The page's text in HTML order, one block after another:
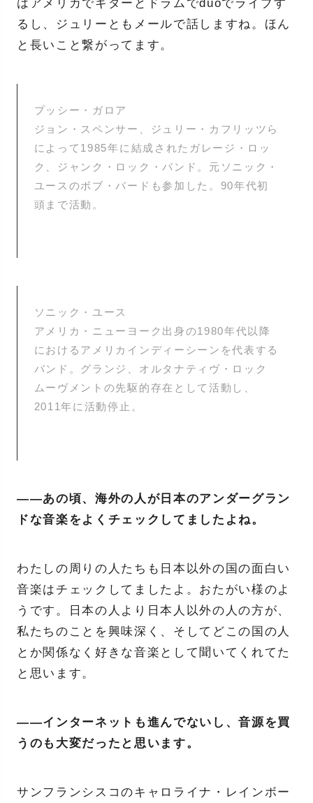
はアメリカでギターとドラムでduoでライブす
るし、ジュリーともメールで話しますね。ほん
と長いこと繋がってます。
プッシー・ガロア
ジョン・スペンサー、ジュリー・カフリッツら
によって1985年に結成されたガレージ・ロッ
ク、ジャンク・ロック・バンド。元ソニック・
ユースのボブ・バードも参加した。90年代初
頭まで活動。
ソニック・ユース
アメリカ・ニューヨーク出身の1980年代以降
におけるアメリカインディーシーンを代表する
バンド。グランジ、オルタナティヴ・ロック
ムーヴメントの先駆的存在として活動し、
2011年に活動停止。
——あの頃、海外の人が日本のアンダーグラン
ドな音楽をよくチェックしてましたよね。
わたしの周りの人たちも日本以外の国の面白い
音楽はチェックしてましたよ。おたがい様のよ
うです。日本の人より日本人以外の人の方が、
私たちのことを興味深く、そしてどこの国の人
とか関係なく好きな音楽として聞いてくれてた
と思います。
——インターネットも進んでないし、音源を買
うのも大変だったと思います。
サンフランシスコのキャロライナ・レインボー